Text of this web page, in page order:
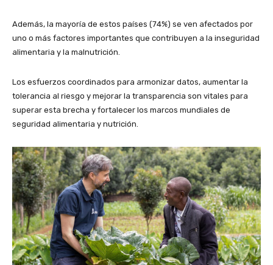
Además, la mayoría de estos países (74%) se ven afectados por
uno o más factores importantes que contribuyen a la inseguridad
alimentaria y la malnutrición.
Los esfuerzos coordinados para armonizar datos, aumentar la
tolerancia al riesgo y mejorar la transparencia son vitales para
superar esta brecha y fortalecer los marcos mundiales de
seguridad alimentaria y nutrición.